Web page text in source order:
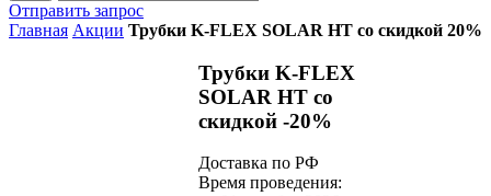
Отправить запрос
Главная Акции Трубки K-FLEX SOLAR HT со скидкой 20%
Трубки K-FLEX
SOLAR HT со
скидкой -20%
Доставка по РФ
Время проведения: